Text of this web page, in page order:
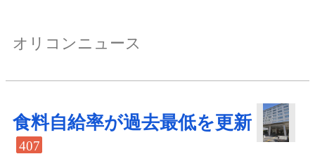
オリコンニュース
食料自給率が過去最低を更新
407